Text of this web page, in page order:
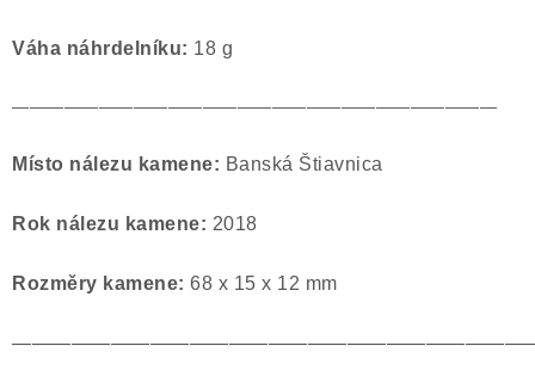
Váha náhrdelníku: 18 g
————————————————————————————
Místo nálezu kamene: Banská Štiavnica
Rok nálezu kamene: 2018
Rozměry kamene: 68 x 15 x 12 mm